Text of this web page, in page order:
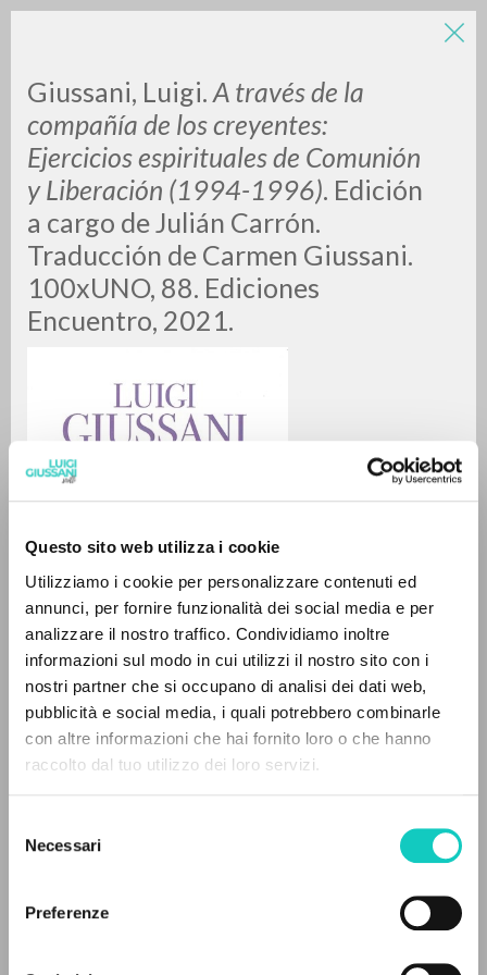
Questo sito web utilizza i cookie
Utilizziamo i cookie per personalizzare contenuti ed
annunci, per fornire funzionalità dei social media e per
analizzare il nostro traffico. Condividiamo inoltre
informazioni sul modo in cui utilizzi il nostro sito con i
nostri partner che si occupano di analisi dei dati web,
pubblicità e social media, i quali potrebbero combinarle
con altre informazioni che hai fornito loro o che hanno
raccolto dal tuo utilizzo dei loro servizi.
delNecessari
Preferenze
Giussani, Luigi. A través de la
compañía de los creyentes:
Ejercicios espirituales de Comunión
y Liberación (1994-1996). Edición
a cargo de Julián Carrón.
Traducción de Carmen Giussani.
100xUNO, 88. Ediciones
Encuentro, 2021.
Carrón Julián Curatore e Prefatore
2021
LUIGI
GIUSSANI
scritti
0DOCUMENTI TROVATI
RISULTATI SUCCESSIVI